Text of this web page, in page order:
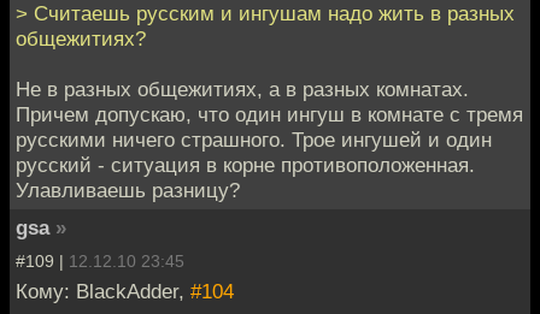
> Считаешь русским и ингушам надо жить в разных
общежитиях?
Не в разных общежитиях, а в разных комнатах.
Причем допускаю, что один ингуш в комнате с тремя
русскими ничего страшного. Трое ингушей и один
русский - ситуация в корне противоположенная.
Улавливаешь разницу?
gsa »
#109 | 12.12.10 23:45
Кому: BlackAdder, #104